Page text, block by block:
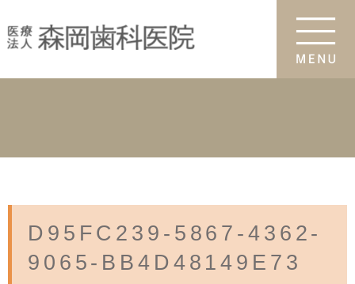
D95FC239-5867-4362-
9065-BB4D48149E73